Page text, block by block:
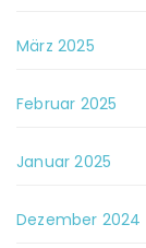
März 2025
Februar 2025
Januar 2025
Dezember 2024